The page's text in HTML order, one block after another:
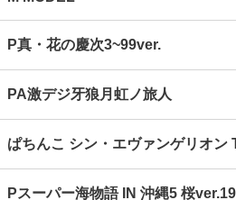
P真・花の慶次3~99ver.
PA激デジ牙狼月虹ノ旅人
ぱちんこ シン・エヴァンゲリオン
Pスーパー海物語 IN 沖縄5 桜